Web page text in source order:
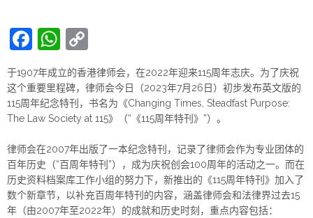
Facebook
WhatsApp
Link
于1907年成立的香港律师会，在2022年迎来115周年志庆。为了庆祝
这个重要里程碑，律师会今日（2023年7月26日）初步发布英文版的
115周年纪念特刊，书名为《Changing Times, Steadfast Purpose:
The Law Society at 115》（“《115周年特刊》”）。
律师会在2007年出版了一本纪念特刊，记录了律师会作为专业团体的
百年历史（“百周年特刊”），成为庆祝创会100周年的活动之一。而在
历史资料档案库工作小组的努力下，新推出的《115周年特刊》加入了
数个新章节，以补充百周年特刊的内容，涵盖律师会和法律界过去15
年（由2007年至2022年）的成就和历史时刻，重点内容包括：